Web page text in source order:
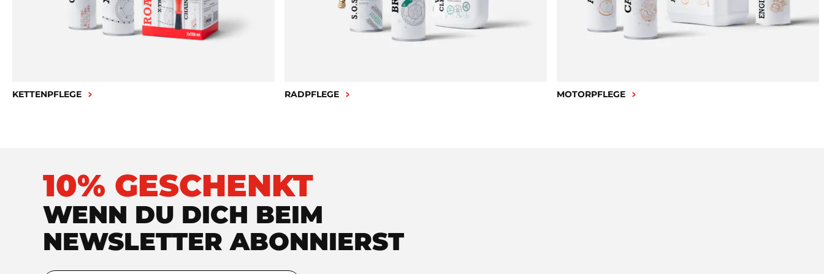
KETTENPFLEGE RADPFLEGE MOTORPFLEGE
10% GESCHENKT
WENN DU DICH BEIM
NEWSLETTER ABONNIERST